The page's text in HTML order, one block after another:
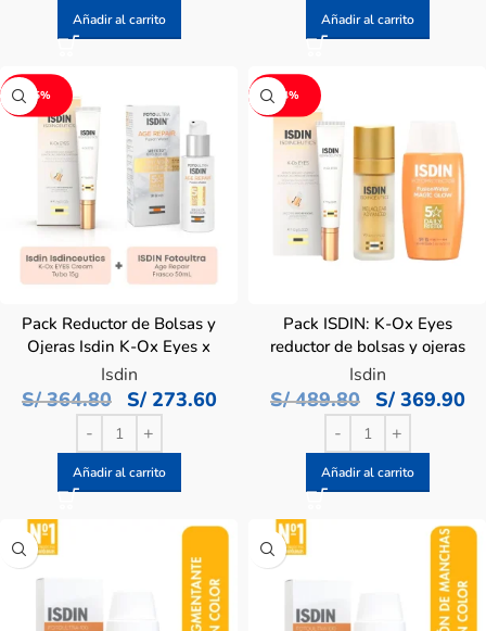
Añadir al carrito Añadir al carrito
-25%
Pack Reductor de Bolsas y
Ojeras Isdin K-Ox Eyes x
15ml
Isdin
S/364.80 S/273.60
Añadir al carrito
-24%
Pack ISDIN: K-Ox Eyes
reductor de bolsas y ojeras
+ Melaclear Serum
Advanced
Isdin
S/489.80 S/369.90
Añadir al carrito